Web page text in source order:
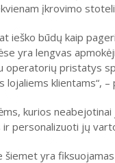
įkrovimo
ieško būdų kaip
yra lengvas
pristatys
klientams“,
kurios
ir personalizuoti jų
yra